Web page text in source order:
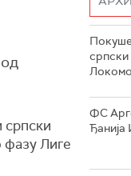
српски
фазу Лиге
ФС
Ђанија